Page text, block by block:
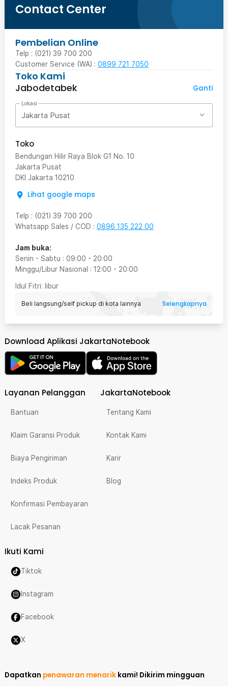
Contact Center
Pembelian Online
Telp : (021) 39 700 200
Customer Service (WA) : 0899 721 7050
Toko Kami
Jabodetabek
Ganti
Lokasi
Jakarta Pusat
Toko
Bendungan Hilir Raya Blok G1 No. 10
Jakarta Pusat
DKI Jakarta 10210
Lihat google maps
Telp : (021) 39 700 200
Whatsapp Sales / COD : 0896 135 222 00
Jam buka:
Senin - Sabtu : 09:00 - 20:00
Minggu/Libur Nasional : 12:00 - 20:00
Idul Fitri: libur
Beli langsung/self pickup di kota lainnya Selengkapnya
Download Aplikasi JakartaNotebook
Layanan Pelanggan
Bantuan
Klaim Garansi Produk
Biaya Pengiriman
Indeks Produk
Konfirmasi Pembayaran
Lacak Pesanan
JakartaNotebook
Tentang Kami
Kontak Kami
Karir
Blog
Ikuti Kami
Tiktok
Instagram
Facebook
X
Dapatkan penawaran menarik kami! Dikirim mingguan